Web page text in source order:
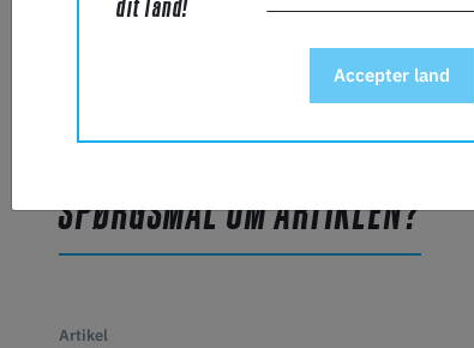
.
Opgrader til disse banebrydende
SPØRGSMÅL OM ARTIKLEN?
Artikel
Accepter land